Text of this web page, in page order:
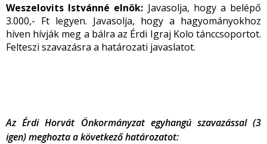
Weszelovits Istvánné elnök: Javasolja, hogy a belépő
3.000,- Ft legyen. Javasolja, hogy a hagyományokhoz
híven hívják meg a bálra az Érdi Igraj Kolo tánccsoportot.
Felteszi szavazásra a határozati javaslatot.
Az Érdi Horvát Önkormányzat egyhangú szavazással (3
igen) meghozta a következő határozatot: